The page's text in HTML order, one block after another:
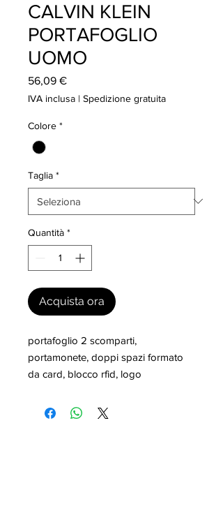
CALVIN KLEIN
PORTAFOGLIO
UOMO
56,09 €Prezzo
IVA inclusa | Spedizione gratuita
Colore *
Taglia *
Quantità *
Acquista ora
portafoglio 2 scomparti,
portamonete, doppi spazi formato
da card, blocco rfid, logo